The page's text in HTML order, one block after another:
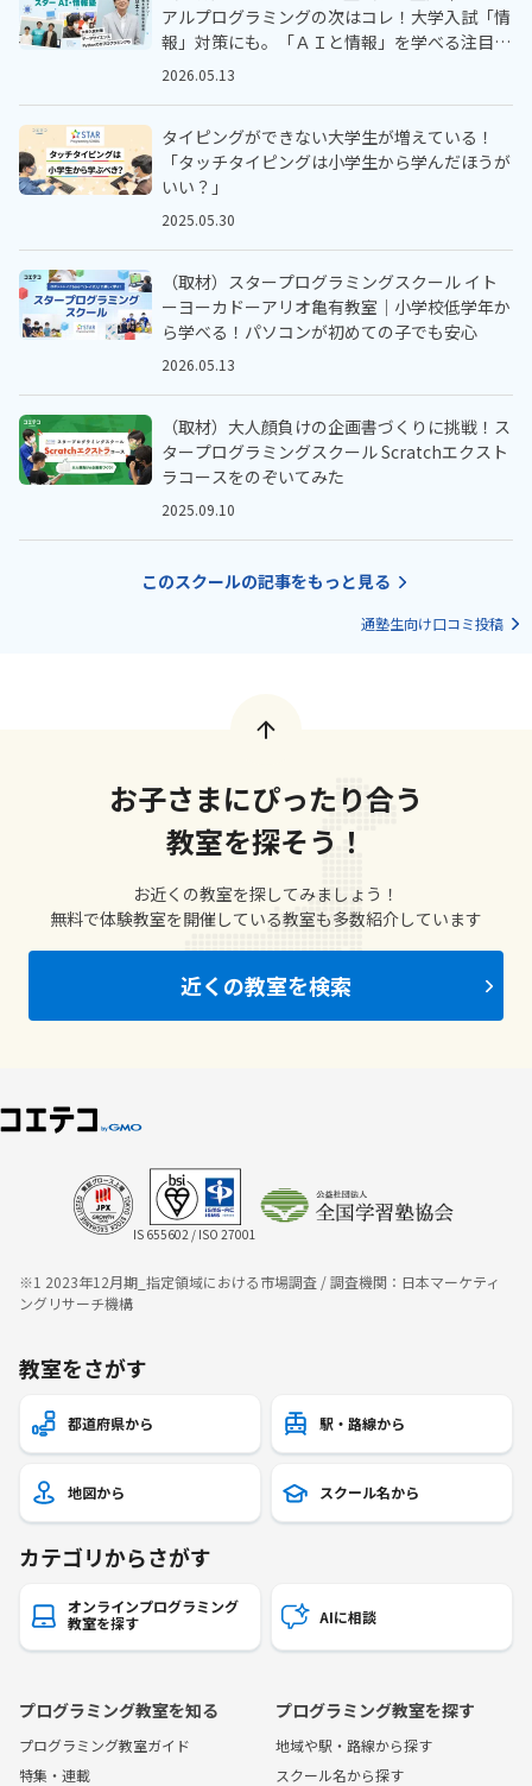
アルプログラミングの次はコレ！大学入試「情
報」対策にも。「ＡＩと情報」を学べる注目の
オンラインスクールにインタビュー
2026.05.13
タイピングができない大学生が増えている！
「タッチタイピングは小学生から学んだほうが
いい？」
2025.05.30
（取材）スタープログラミングスクール イト
ーヨーカドーアリオ亀有教室｜小学校低学年か
ら学べる！パソコンが初めての子でも安心
2026.05.13
（取材）大人顔負けの企画書づくりに挑戦！ス
タープログラミングスクール Scratchエクスト
ラコースをのぞいてみた
2025.09.10
このスクールの記事をもっと見る
通塾生向け口コミ投稿
お子さまにぴったり合う
教室を探そう！
お近くの教室を探してみましょう！
無料で体験教室を開催している教室も多数紹介しています
近くの教室を検索
IS 655602 / ISO 27001
※1 2023年12月期_指定領域における市場調査 / 調査機関：日本マーケティ
ングリサーチ機構
教室をさがす
都道府県から 駅・路線から
地図から スクール名から
カテゴリからさがす
オンラインプログラミング
教室を探す
AIに相談
プログラミング教室を知る
プログラミング教室ガイド
特集・連載
プログラミング教室を探す
地域や駅・路線から探す
スクール名から探す